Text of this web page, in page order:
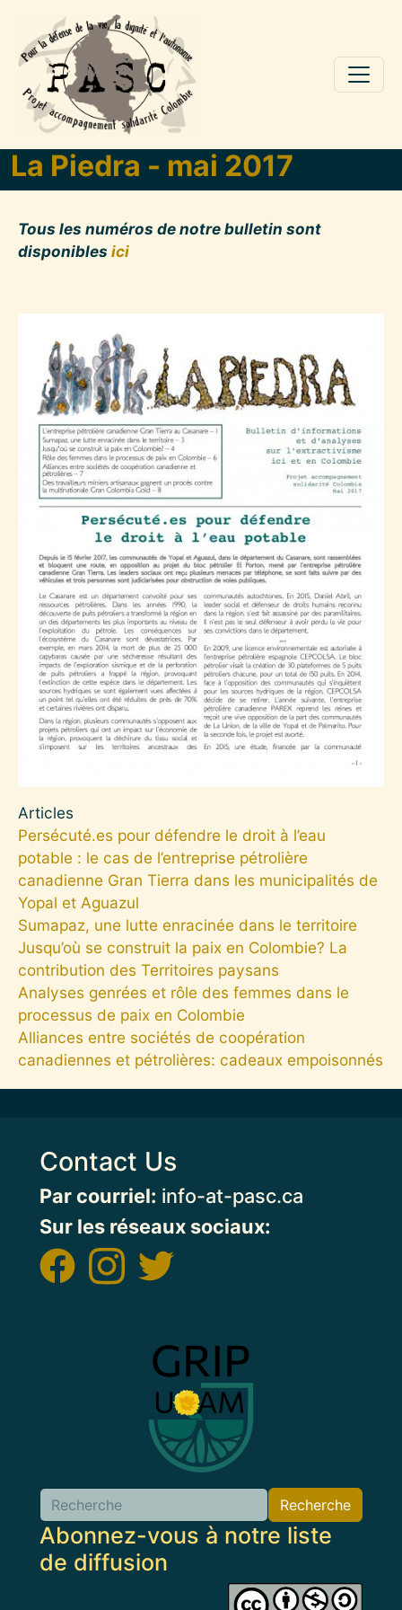
Aller au contenu principal
La Piedra - mai 2017
Tous les numéros de notre bulletin sont
disponibles ici
Articles
Persécuté.es pour défendre le droit à l’eau
potable : le cas de l’entreprise pétrolière
canadienne Gran Tierra dans les municipalités de
Yopal et Aguazul
Sumapaz, une lutte enracinée dans le territoire
Jusqu’où se construit la paix en Colombie? La
contribution des Territoires paysans
Analyses genrées et rôle des femmes dans le
processus de paix en Colombie
Alliances entre sociétés de coopération
canadiennes et pétrolières: cadeaux empoisonnés
Contact Us
Par courriel: info-at-pasc.ca
Sur les réseaux sociaux:
Recherche
Abonnez-vous à notre liste
de diffusion